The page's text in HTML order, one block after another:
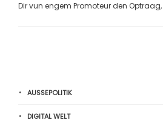
Dir vun engem Promoteur den
AUSSEPOLITIK
DIGITAL WELT